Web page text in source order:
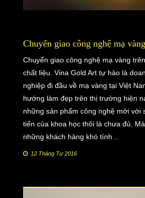
Chuyển giao công nghệ mạ vàng
Chuyển giao công nghệ mạ vàng
chất liệu. Vina Gold Art tự hào là
nghiệp đi đầu về mạ vàng tại Việt
hướng làm đẹp trên thị trường hiện
những sản phẩm công nghệ mới với
tiến của khoa học thôi là chưa đủ.
những khách hàng khó tính…
12 Tháng Tư 2016